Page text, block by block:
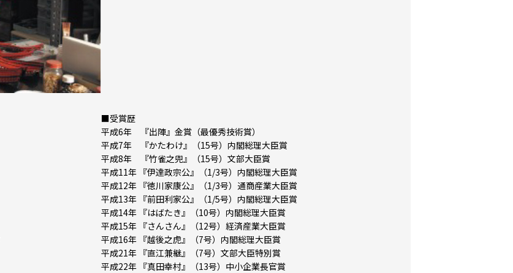
■受賞歴
平成6年
『出陣』金賞（最優秀技術賞）
平成7年
『かたわけ』（15号）内閣総理大臣賞
平成8年
『竹雀之兜』（15号）文部大臣賞
平成11年 『伊達政宗公』（1/3号）内閣総理大臣賞
平成12年 『徳川家康公』（1/3号）通商産業大臣賞
平成13年 『前田利家公』（1/5号）内閣総理大臣賞
平成14年 『はばたき』（10号）内閣総理大臣賞
平成15年 『さんさん』（12号）経済産業大臣賞
平成16年 『越後之虎』（7号）内閣総理大臣賞
平成21年 『直江兼継』（7号）文部大臣特別賞
平成22年 『真田幸村』（13号）中小企業長官賞